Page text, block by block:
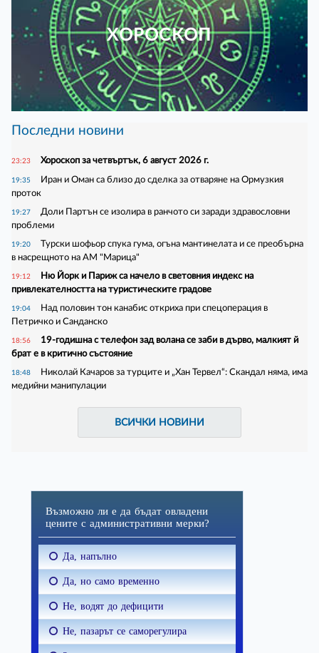
ХОРОСКОП
Последни новини
23:23 Хороскоп за четвъртък, 6 август 2026 г.
19:35
Иран и Оман са близо до сделка за отваряне на Ормузкия
проток
19:27
Доли Партън се изолира в ранчото си заради здравословни
проблеми
19:20
Турски шофьор спука гума, огъна мантинелата и се преобърна
в насрещното на АМ "Марица"
19:12
Ню Йорк и Париж са начело в световния индекс на
привлекателността на туристическите градове
19:04
Над половин тон канабис откриха при спецоперация в
Петричко и Санданско
18:56
19-годишна с телефон зад волана се заби в дърво, малкият й
брат е в критично състояние
18:48
Николай Качаров за турците и „Хан Тервел“: Скандал няма, има
медийни манипулации
ВСИЧКИ НОВИНИ